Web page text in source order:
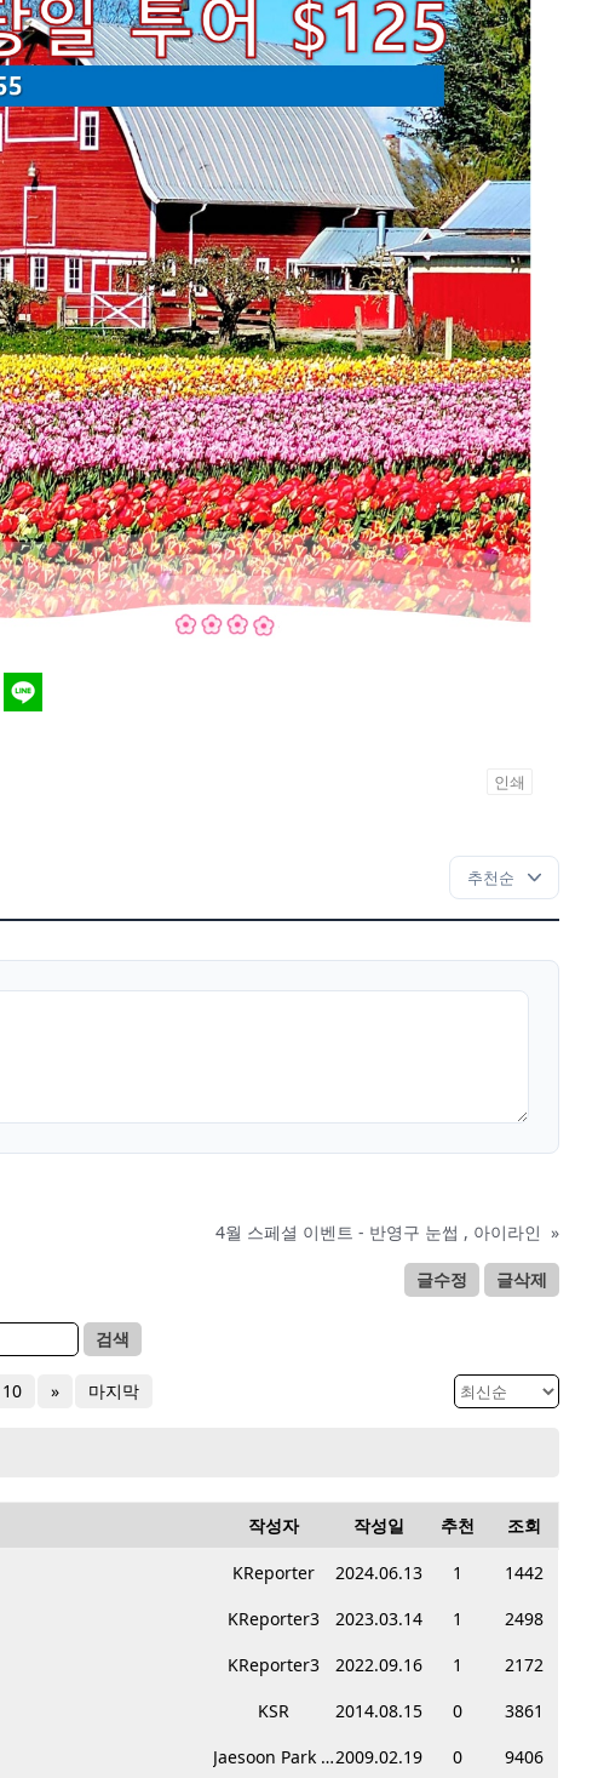
인쇄
4월 스페셜 이벤트 - 반영구 눈썹 , 아이라인 »
글수정 글삭제
검색
10 » 마지막
작성자 작성일 추천 조회
KReporter 2024.06.13 1
1442
KReporter3 2023.03.14 1
2498
KReporter3 2022.09.16 1
2172
KSR 2014.08.15 0
3861
Jaesoon Park CPA2009.02.19 0
9406